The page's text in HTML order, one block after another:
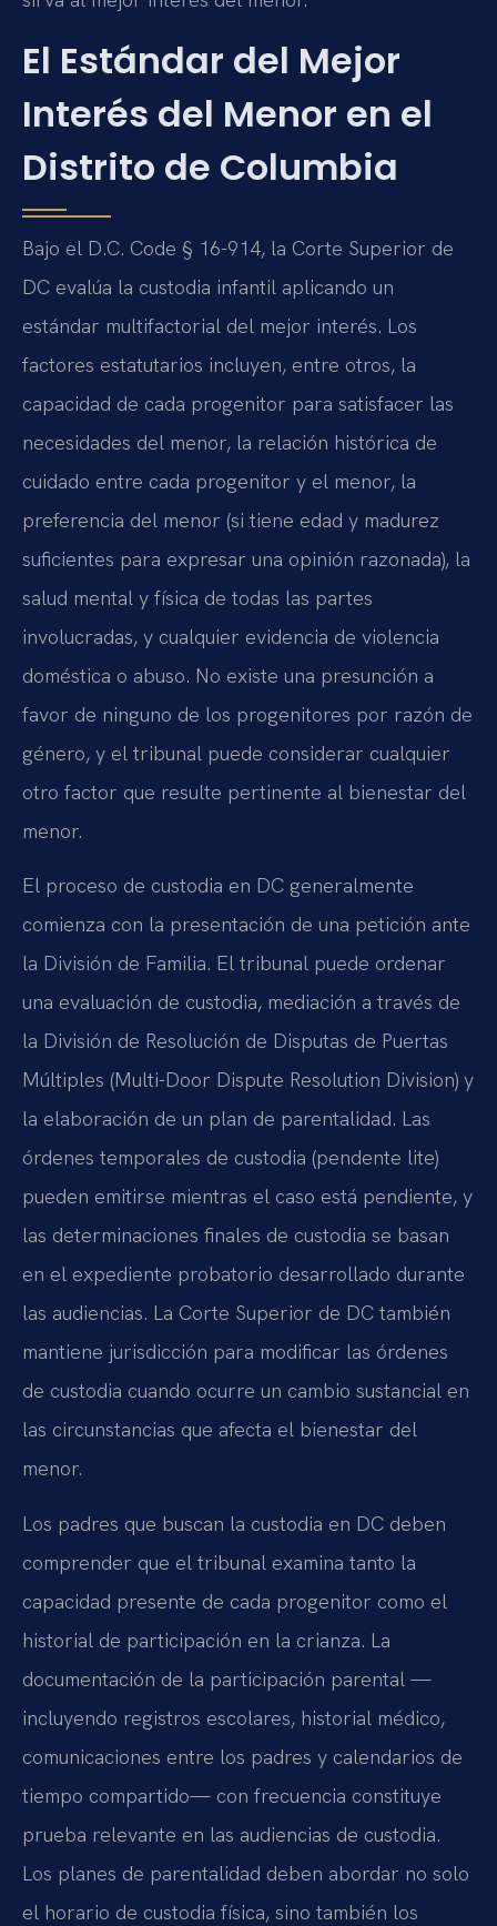
El Estándar del Mejor
Interés del Menor en el
Distrito de Columbia
Bajo el D.C. Code § 16-914, la Corte Superior de
DC evalúa la custodia infantil aplicando un
estándar multifactorial del mejor interés. Los
factores estatutarios incluyen, entre otros, la
capacidad de cada progenitor para satisfacer las
necesidades del menor, la relación histórica de
cuidado entre cada progenitor y el menor, la
preferencia del menor (si tiene edad y madurez
suficientes para expresar una opinión razonada), la
salud mental y física de todas las partes
involucradas, y cualquier evidencia de violencia
doméstica o abuso. No existe una presunción a
favor de ninguno de los progenitores por razón de
género, y el tribunal puede considerar cualquier
otro factor que resulte pertinente al bienestar del
menor.
El proceso de custodia en DC generalmente
comienza con la presentación de una petición ante
la División de Familia. El tribunal puede ordenar
una evaluación de custodia, mediación a través de
la División de Resolución de Disputas de Puertas
Múltiples (Multi-Door Dispute Resolution Division) y
la elaboración de un plan de parentalidad. Las
órdenes temporales de custodia (pendente lite)
pueden emitirse mientras el caso está pendiente, y
las determinaciones finales de custodia se basan
en el expediente probatorio desarrollado durante
las audiencias. La Corte Superior de DC también
mantiene jurisdicción para modificar las órdenes
de custodia cuando ocurre un cambio sustancial en
las circunstancias que afecta el bienestar del
menor.
Los padres que buscan la custodia en DC deben
comprender que el tribunal examina tanto la
capacidad presente de cada progenitor como el
historial de participación en la crianza. La
documentación de la participación parental —
incluyendo registros escolares, historial médico,
comunicaciones entre los padres y calendarios de
tiempo compartido— con frecuencia constituye
prueba relevante en las audiencias de custodia.
Los planes de parentalidad deben abordar no solo
el horario de custodia física, sino también los